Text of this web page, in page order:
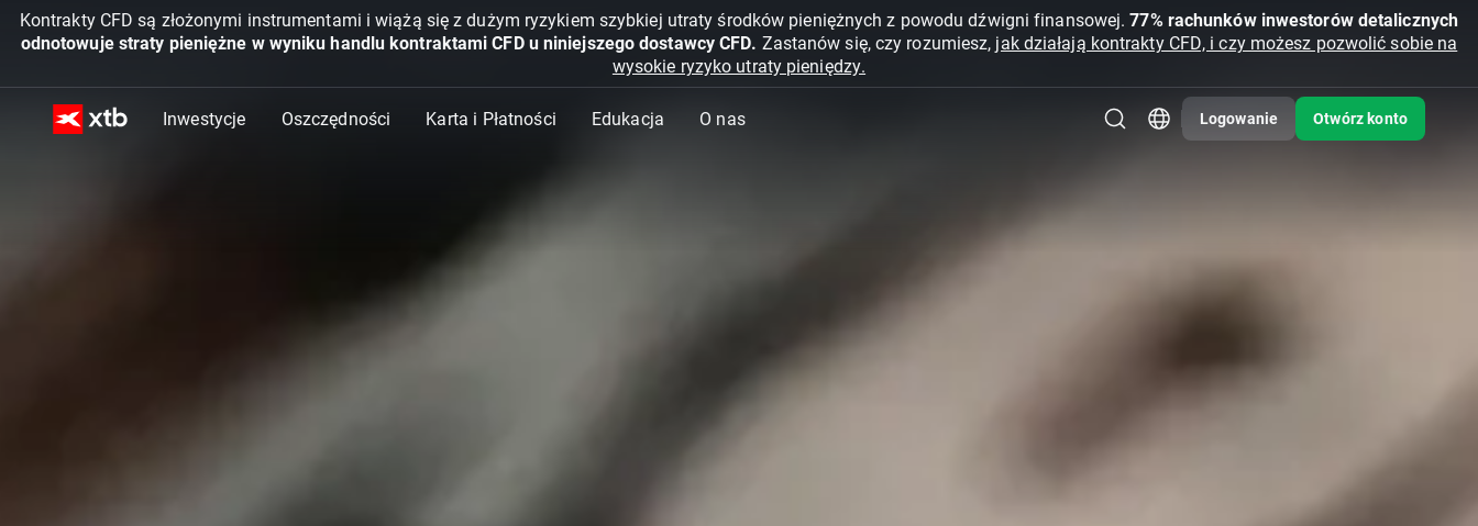
Kontrakty CFD są złożonymi instrumentami i wiążą się z dużym ryzykiem szybkiej utraty środków pieniężnych z powodu dźwigni finansowej.77% rachunków inwestorów detalicznych
odnotowuje straty pieniężne w wyniku handlu kontraktami CFD u niniejszego dostawcy CFD. Zastanów się, czy rozumiesz, jak działają kontrakty CFD, i czy możesz pozwolić sobie na
wysokie ryzyko utraty pieniędzy.
Inwestycje Oszczędności Karta i Płatności Edukacja O nas Logowanie Otwórz konto